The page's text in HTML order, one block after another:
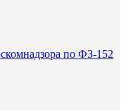
по ФЗ-152